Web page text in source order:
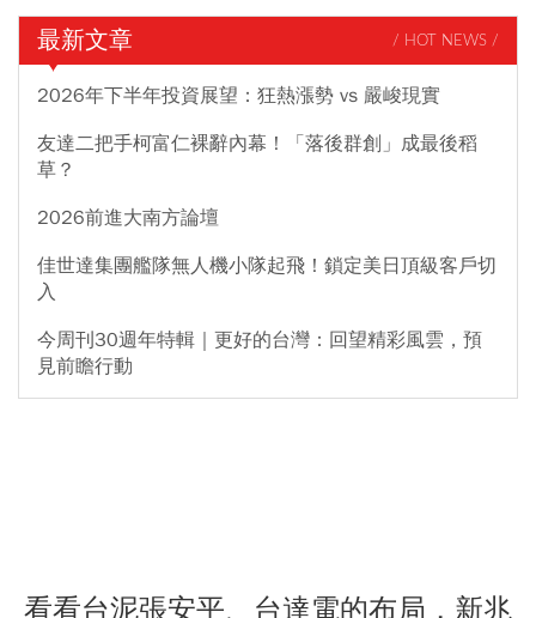
最新文章 / HOT NEWS /
2026年下半年投資展望：狂熱漲勢 vs 嚴峻現實
友達二把手柯富仁裸辭內幕！「落後群創」成最後稻
草？
2026前進大南方論壇
佳世達集團艦隊無人機小隊起飛！鎖定美日頂級客戶切
入
今周刊30週年特輯｜更好的台灣：回望精彩風雲，預
見前瞻行動
看看台泥張安平、台達電的布局，新兆